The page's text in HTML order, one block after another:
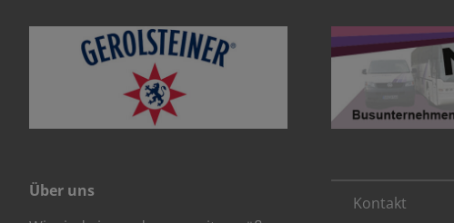
Über uns
Kontakt